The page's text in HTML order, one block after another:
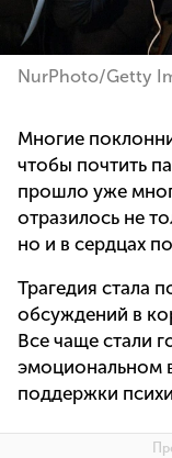
NurPhoto/Getty
Многие
чтобы почтить
прошло уже
отразилось не
но и в сердцах
Трагедия стала
обсуждений в
Все чаще стали
эмоциональном
поддержки